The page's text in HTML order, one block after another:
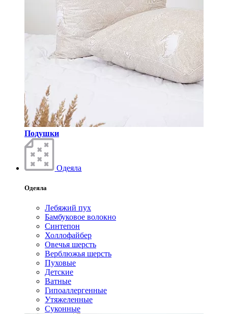
Подушки
Одеяла
Одеяла
Лебяжий пух
Бамбуковое волокно
Синтепон
Холлофайбер
Овечья шерсть
Верблюжья шерсть
Пуховые
Детские
Ватные
Гипоаллергенные
Утяжеленные
Суконные